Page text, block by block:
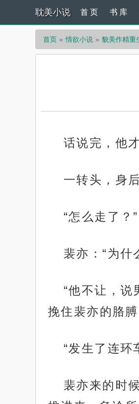
耽美小说 首 页 书 库
首页 情欲小说 貌美作精重
话说完，他
一转头，身
“怎么走了？”
裴亦：“为什
“他不让，说
挽住裴亦的胳
“发生了连环
裴亦来的时